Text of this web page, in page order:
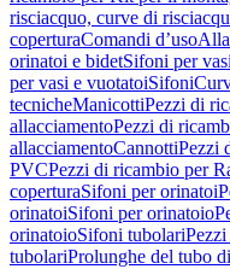
risciacquo, curve di
coperturaComandi d’uso
orinatoi e bidetSifoni per
per vasi e vuotatoiSifoni
tecnicheManicottiPezzi di
allacciamentoPezzi di
allacciamentoCannottiPezzi
PVCPezzi di ricambio per
coperturaSifoni per orinatoi
orinatoiSifoni per orinatoio
orinatoioSifoni tubolari
tubolariProlunghe del tubo